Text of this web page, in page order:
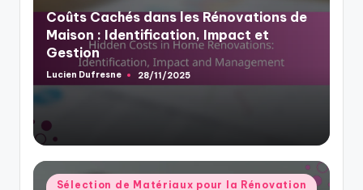
Coûts Cachés dans les Rénovations de
Maison : Identification, Impact et
Gestion
Posted
by
Lucien Dufresne 28/11/2025
Posted
Sélection de Matériaux pour la Rénovation